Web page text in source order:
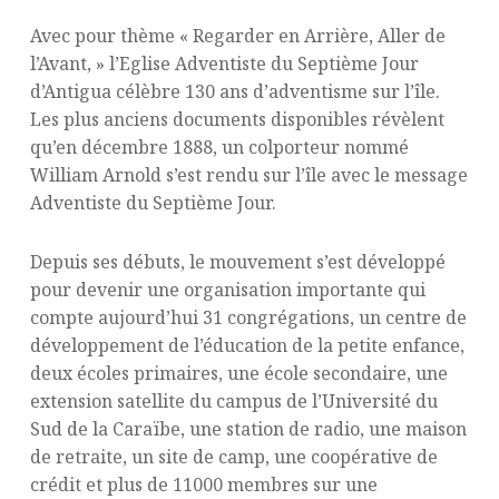
Avec pour thème « Regarder en Arrière, Aller de
l’Avant, » l’Eglise Adventiste du Septième Jour
d’Antigua célèbre 130 ans d’adventisme sur l’île.
Les plus anciens documents disponibles révèlent
qu’en décembre 1888, un colporteur nommé
William Arnold s’est rendu sur l’île avec le message
Adventiste du Septième Jour.
Depuis ses débuts, le mouvement s’est développé
pour devenir une organisation importante qui
compte aujourd’hui 31 congrégations, un centre de
développement de l’éducation de la petite enfance,
deux écoles primaires, une école secondaire, une
extension satellite du campus de l’Université du
Sud de la Caraïbe, une station de radio, une maison
de retraite, un site de camp, une coopérative de
crédit et plus de 11000 membres sur une